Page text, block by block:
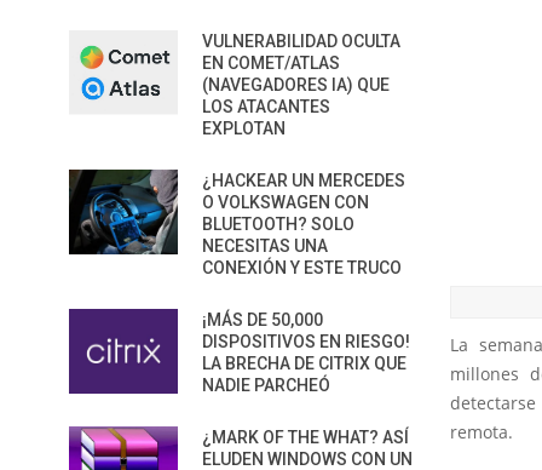
La
millones
remota.
VULNERABILIDAD OCULTA
EN COMET/ATLAS
(NAVEGADORES IA) QUE
LOS ATACANTES
EXPLOTAN
¿HACKEAR UN MERCEDES
O VOLKSWAGEN CON
BLUETOOTH? SOLO
NECESITAS UNA
CONEXIÓN Y ESTE TRUCO
¡MÁS DE 50,000
DISPOSITIVOS EN RIESGO!
LA BRECHA DE CITRIX QUE
NADIE PARCHEÓ
¿MARK OF THE WHAT? ASÍ
ELUDEN WINDOWS CON UN